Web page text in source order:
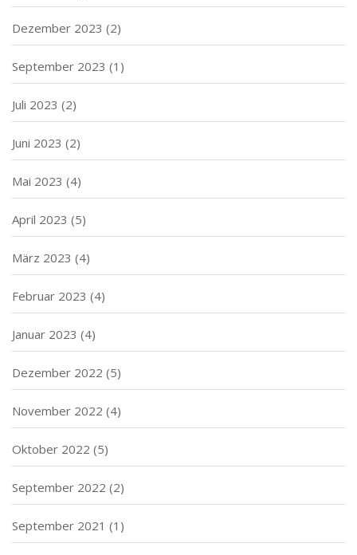
Dezember 2023 (2)
September 2023 (1)
Juli 2023 (2)
Juni 2023 (2)
Mai 2023 (4)
April 2023 (5)
März 2023 (4)
Februar 2023 (4)
Januar 2023 (4)
Dezember 2022 (5)
November 2022 (4)
Oktober 2022 (5)
September 2022 (2)
September 2021 (1)